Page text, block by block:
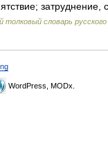
затруднение,
толковый словарь
WordPress, MODx.